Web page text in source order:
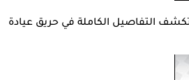
التفاصيل الكاملة في حريق عيادة